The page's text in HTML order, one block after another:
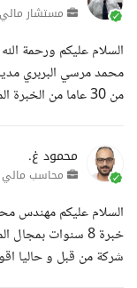
مستشار مالي
السلام عليكم ورحمة
محمد مرسي البربري
من 30 عاما من الخبرة المتطورة في ...
محمود غ.
محاسب مالي
السلام عليكم مهندس
شركة من قبل و حاليا